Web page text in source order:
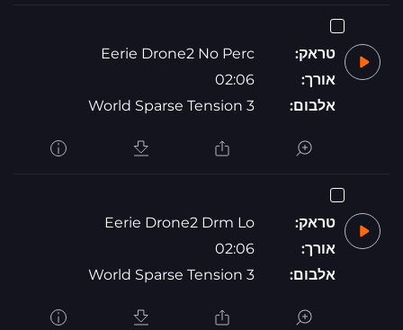
טראק:
Eerie Drone2 No Perc
אורך:
02:06
אלבום:
World Sparse Tension 3
טראק:
Eerie Drone2 Drm Lo
אורך:
02:06
אלבום:
World Sparse Tension 3